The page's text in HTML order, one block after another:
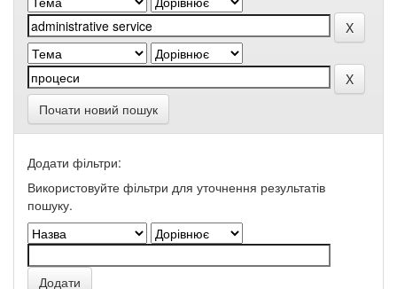
Почати новий пошук
Додати фільтри:
Використовуйте фільтри для уточнення результатів
пошуку.